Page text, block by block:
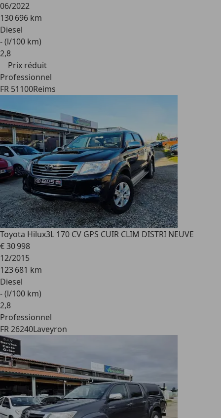
06/2022
130 696 km
Diesel
- (l/100 km)
2,8
Prix réduit
Professionnel
FR 51100Reims
Toyota Hilux3L 170 CV GPS CUIR CLIM DISTRI NEUVE
€ 30 998
12/2015
123 681 km
Diesel
- (l/100 km)
2,8
Professionnel
FR 26240Laveyron